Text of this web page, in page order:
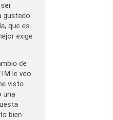
gustado
que es
exige
de
le veo
visto
una
bien